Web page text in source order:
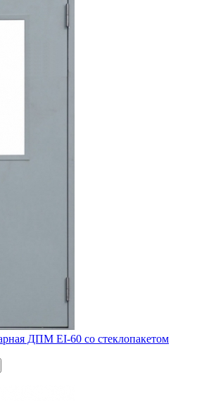
ДПМ EI-60 со стеклопакетом